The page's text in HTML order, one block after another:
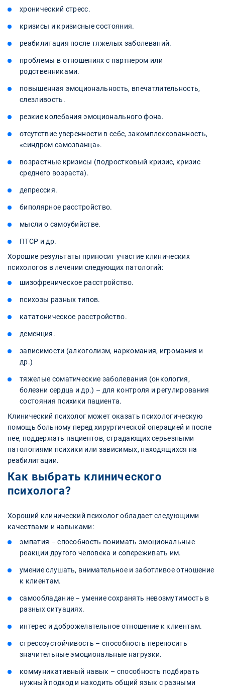
хронический стресс.
кризисы и кризисные состояния.
реабилитация после тяжелых заболеваний.
проблемы в отношениях с партнером или
родственниками.
повышенная эмоциональность, впечатлительность,
слезливость.
резкие колебания эмоционального фона.
отсутствие уверенности в себе, закомплексованность,
«синдром самозванца».
возрастные кризисы (подростковый кризис, кризис
среднего возраста).
депрессия.
биполярное расстройство.
мысли о самоубийстве.
ПТСР и др.
Хорошие результаты приносит участие клинических
психологов в лечении следующих патологий:
шизофреническое расстройство.
психозы разных типов.
кататоническое расстройство.
деменция.
зависимости (алкоголизм, наркомания, игромания и
др.)
тяжелые соматические заболевания (онкология,
болезни сердца и др.) – для контроля и регулирования
состояния психики пациента.
Клинический психолог может оказать психологическую
помощь больному перед хирургической операцией и после
нее, поддержать пациентов, страдающих серьезными
патологиями психики или зависимых, находящихся на
реабилитации.
Как выбрать клинического
психолога?
Хороший клинический психолог обладает следующими
качествами и навыками:
эмпатия – способность понимать эмоциональные
реакции другого человека и сопереживать им.
умение слушать, внимательное и заботливое отношение
к клиентам.
самообладание – умение сохранять невозмутимость в
разных ситуациях.
интерес и доброжелательное отношение к клиентам.
стрессоустойчивость – способность переносить
значительные эмоциональные нагрузки.
коммуникативный навык – способность подбирать
нужный подход и находить общий язык с разными